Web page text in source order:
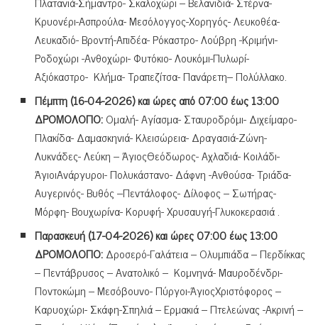
Κρυονέρι-Ασπρούλα- Μεσόλογγος-Χορηγός- Λευκοθέα-
Λευκαδιό- Βροντή-Απιδέα- Ρόκαστρο- Λούβρη -Κριμήνι-
Ροδοχώρι -Ανθοχώρι- Φυτόκιο- Λουκόμι-Πυλωρί-
Αξιόκαστρο- Κλήμα- Τραπεζίτσα- Πανάρετη– Πολύλλακο.
Πέμπτη (16-04-2026) και ώρες από 07:00 έως 13:00
ΔΡΟΜΟΛΟΓΙΟ:Ομαλή- Αγίασμα- Σταυροδρόμι- Διχείμαρο-
Πλακίδα- Δαμασκηνιά- Κλεισώρεια- Δραγασιά-Ζώνη-
Λυκνάδες- Λεύκη – ΆγιοςΘεόδωρος- Αχλαδιά- Κοιλάδι-
ΆγιοιΑνάργυροι- Πολυκάστανο- Δάφνη -Ανθούσα- Τριάδα-
Αυγερινός- Βυθός –Πεντάλοφος- Δίλοφος – Σωτήρας-
Μόρφη- Βουχωρίνα- Κορυφή- Χρυσαυγή-Γλυκοκερασιά .
Παρασκευή (17-04-2026) και ώρες 07:00 έως 13:00
ΔΡΟΜΟΛΟΓΙΟ:Δροσερό-Γαλάτεια – Ολυμπιάδα – Περδίκκας
– Πεντάβρυσος – Ανατολικό – Κομνηνά- Μαυροδένδρι-
Ποντοκώμη – Μεσόβουνο- Πύργοι-ΆγιοςΧριστόφορος –
Καρυοχώρι- Σκάφη-Σπηλιά – Ερμακιά – Πτελεώνας -Ακρινή –